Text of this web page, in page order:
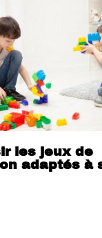
les jeux de
adaptés à